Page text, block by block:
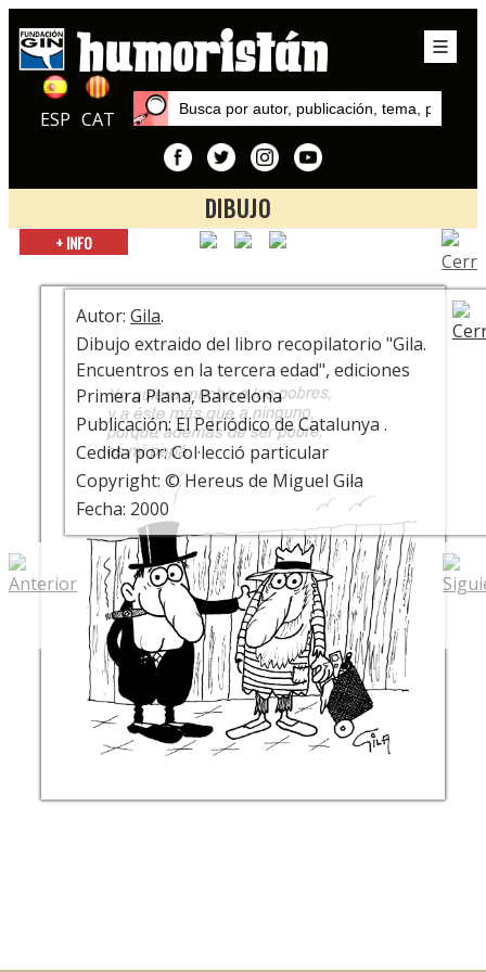
ESP CAT
DIBUJO
Inicio
¿Está la Risa? ¡Que se ponga! Centenario Miguel Gila
+ INFO
Autor:Gila.
Dibujo extraido del libro recopilatorio "Gila.
Encuentros en la tercera edad", ediciones
Primera Plana, Barcelona
Publicación: El Periódico de Catalunya .
Cedida por: Col·lecció particular
Copyright: © Hereus de Miguel Gila
Fecha: 2000